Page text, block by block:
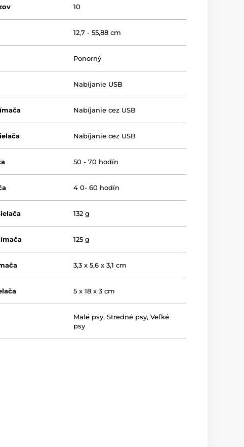
10
12,7 - 55,88 cm
Ponorný
Nabíjanie USB
Nabíjanie cez USB
Nabíjanie cez USB
50 - 70 hodín
4 0- 60 hodín
132 g
125 g
3,3 x 5,6 x 3,1 cm
5 x 18 x 3 cm
Malé psy,Stredné psy,Veľké
psy